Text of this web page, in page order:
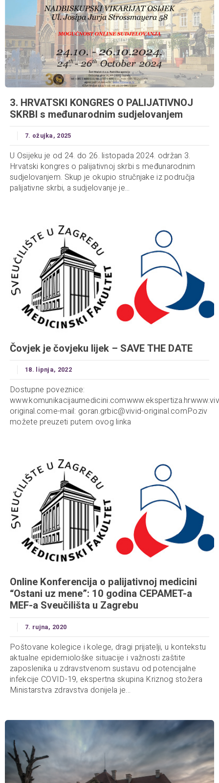
3. HRVATSKI KONGRES O PALIJATIVNOJ
SKRBI s međunarodnim sudjelovanjem
7. ožujka, 2025
U Osijeku je od 24. do 26. listopada 2024. održan 3.
Hrvatski kongres o palijativnoj skrbi s međunarodnim
sudjelovanjem. Skup je okupio stručnjake iz područja
palijativne skrbi, a sudjelovanje je...
Čovjek je čovjeku lijek – SAVE THE DATE
18. lipnja, 2022
Dostupne poveznice:
original.come-mail: goran.grbic@vivid-original.comPoziv
možete preuzeti putem ovog linka
Online Konferencija o palijativnoj medicini
“Ostani uz mene”: 10 godina CEPAMET-a
MEF-a Sveučilišta u Zagrebu
7. rujna, 2020
Poštovane kolegice i kolege, dragi prijatelji, u kontekstu
aktualne epidemiološke situacije i važnosti zaštite
zaposlenika u zdravstvenom sustavu od potencijalne
infekcije COVID-19, ekspertna skupina Kriznog stožera
Ministarstva zdravstva donijela je...